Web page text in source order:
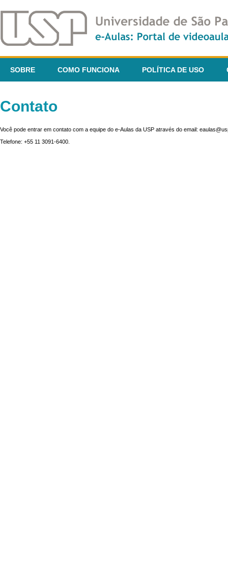
SOBRE COMO FUNCIONA POLÍTICA DE USO
Contato
Você pode entrar em contato com a equipe do e-Aulas da USP através do email:
Telefone: +55 11 3091-6400.